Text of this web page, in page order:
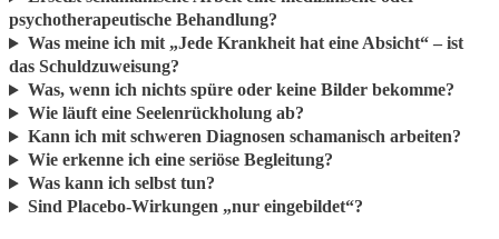
psychotherapeutische Behandlung?
Was meine ich mit „Jede Krankheit hat eine Absicht“ – ist
das Schuldzuweisung?
Was, wenn ich nichts spüre oder keine Bilder bekomme?
Wie läuft eine Seelenrückholung ab?
Kann ich mit schweren Diagnosen schamanisch arbeiten?
Wie erkenne ich eine seriöse Begleitung?
Was kann ich selbst tun?
Sind Placebo-Wirkungen „nur eingebildet“?